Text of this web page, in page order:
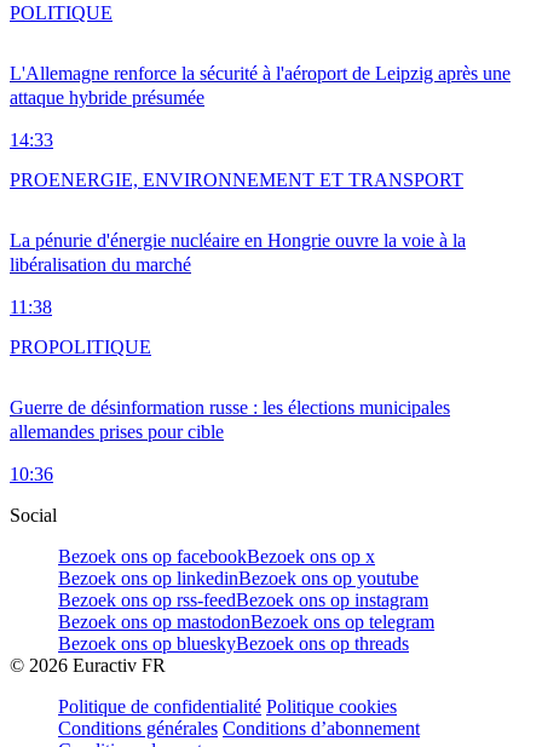
L'Allemagne renforce la sécurité à l'aéroport de Leipzig après une
attaque hybride présumée
14:33
POLITIQUE
La pénurie d'énergie nucléaire en Hongrie ouvre la voie à la
libéralisation du marché
11:38
PROENERGIE, ENVIRONNEMENT ET TRANSPORT
Guerre de désinformation russe : les élections municipales
allemandes prises pour cible
10:36
PROPOLITIQUE
Social
Bezoek ons op facebookBezoek ons op x
Bezoek ons op linkedinBezoek ons op youtube
Bezoek ons op rss-feedBezoek ons op instagram
Bezoek ons op mastodonBezoek ons op telegram
Bezoek ons op blueskyBezoek ons op threads
© 2026 Euractiv FR
Politique de confidentialité Politique cookies
Conditions générales Conditions d’abonnement